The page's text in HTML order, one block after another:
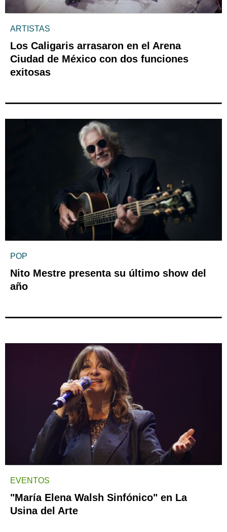
ARTISTAS
Los Caligaris arrasaron en el Arena
Ciudad de México con dos funciones
exitosas
POP
Nito Mestre presenta su último show del
año
EVENTOS
"María Elena Walsh Sinfónico" en La
Usina del Arte